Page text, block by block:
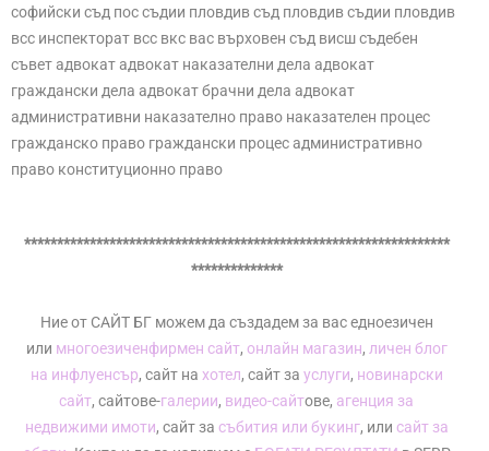
софийски съд пос съдии пловдив съд пловдив съдии пловдив
всс инспекторат всс вкс вас върховен съд висш съдебен
съвет адвокат адвокат наказателни дела адвокат
граждански дела адвокат брачни дела адвокат
административни наказателно право наказателен процес
гражданско право граждански процес административно
право конституционно право
*****************************************************************
**************
Ние от САЙТ БГ можем да създадем за вас едноезичен
или многоезиченфирмен сайт, онлайн магазин, личен блог
на инфлуенсър, сайт на хотел, сайт за услуги, новинарски
сайт, сайтове-галерии, видео-сайтове, агенция за
недвижими имоти, сайт за събития или букинг, или сайт за